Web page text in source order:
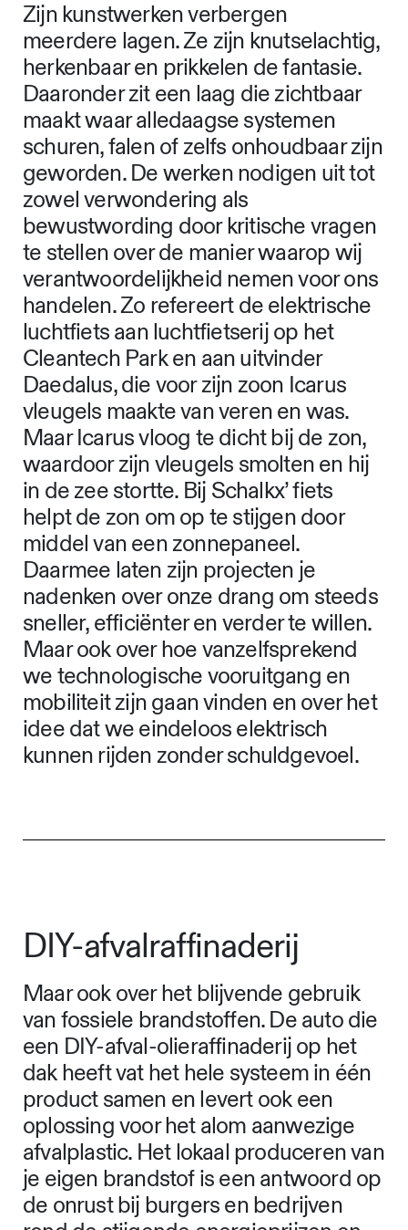
Zijn kunstwerken verbergen
meerdere lagen. Ze zijn knutselachtig,
herkenbaar en prikkelen de fantasie.
Daaronder zit een laag die zichtbaar
maakt waar alledaagse systemen
schuren, falen of zelfs onhoudbaar zijn
geworden. De werken nodigen uit tot
zowel verwondering als
bewustwording door kritische vragen
te stellen over de manier waarop wij
verantwoordelijkheid nemen voor ons
handelen. Zo refereert de elektrische
luchtfiets aan luchtfietserij op het
Cleantech Park en aan uitvinder
Daedalus, die voor zijn zoon Icarus
vleugels maakte van veren en was.
Maar Icarus vloog te dicht bij de zon,
waardoor zijn vleugels smolten en hij
in de zee stortte. Bij Schalkx’ fiets
helpt de zon om op te stijgen door
middel van een zonnepaneel.
Daarmee laten zijn projecten je
nadenken over onze drang om steeds
sneller, efficiënter en verder te willen.
Maar ook over hoe vanzelfsprekend
we technologische vooruitgang en
mobiliteit zijn gaan vinden en over het
idee dat we eindeloos elektrisch
kunnen rijden zonder schuldgevoel.
DIY-afvalraffinaderij
Maar ook over het blijvende gebruik
van fossiele brandstoffen. De auto die
een DIY-afval-olieraffinaderij op het
dak heeft vat het hele systeem in één
product samen en levert ook een
oplossing voor het alom aanwezige
afvalplastic. Het lokaal produceren van
je eigen brandstof is een antwoord op
de onrust bij burgers en bedrijven